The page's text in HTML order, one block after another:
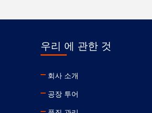
우리 에 관한 것
회사 소개
공장 투어